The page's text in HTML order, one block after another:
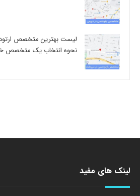
لیست بهترین متخصص
نحوه انتخاب یک متخصص
لینک های مفید